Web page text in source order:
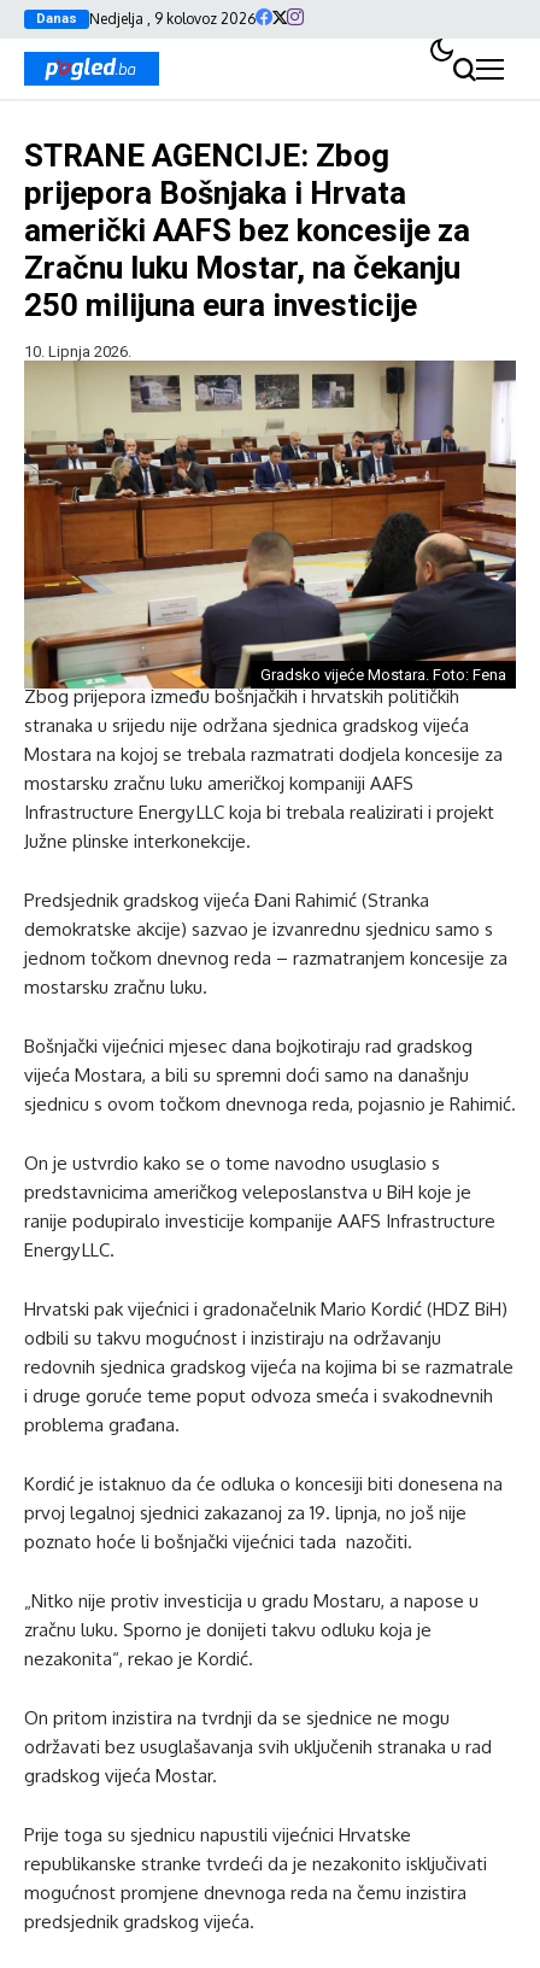
Danas Nedjelja , 9 kolovoz 2026
STRANE AGENCIJE: Zbog
prijepora Bošnjaka i Hrvata
američki AAFS bez koncesije za
Zračnu luku Mostar, na čekanju
250 milijuna eura investicije
10. Lipnja 2026.
Gradsko vijeće Mostara. Foto: Fena
Zbog prijepora između bošnjačkih i hrvatskih političkih
stranaka u srijedu nije održana sjednica gradskog vijeća
Mostara na kojoj se trebala razmatrati dodjela koncesije za
mostarsku zračnu luku američkoj kompaniji AAFS
Infrastructure Energy LLC koja bi trebala realizirati i projekt
Južne plinske interkonekcije.
Predsjednik gradskog vijeća Đani Rahimić (Stranka
demokratske akcije) sazvao je izvanrednu sjednicu samo s
jednom točkom dnevnog reda – razmatranjem koncesije za
mostarsku zračnu luku.
Bošnjački vijećnici mjesec dana bojkotiraju rad gradskog
vijeća Mostara, a bili su spremni doći samo na današnju
sjednicu s ovom točkom dnevnoga reda, pojasnio je Rahimić.
On je ustvrdio kako se o tome navodno usuglasio s
predstavnicima američkog veleposlanstva u BiH koje je
ranije podupiralo investicije kompanije AAFS Infrastructure
Energy LLC.
Hrvatski pak vijećnici i gradonačelnik Mario Kordić (HDZ BiH)
odbili su takvu mogućnost i inzistiraju na održavanju
redovnih sjednica gradskog vijeća na kojima bi se razmatrale
i druge goruće teme poput odvoza smeća i svakodnevnih
problema građana.
Kordić je istaknuo da će odluka o koncesiji biti donesena na
prvoj legalnoj sjednici zakazanoj za 19. lipnja, no još nije
poznato hoće li bošnjački vijećnici tada nazočiti.
„Nitko nije protiv investicija u gradu Mostaru, a napose u
zračnu luku. Sporno je donijeti takvu odluku koja je
nezakonita“, rekao je Kordić.
On pritom inzistira na tvrdnji da se sjednice ne mogu
održavati bez usuglašavanja svih uključenih stranaka u rad
gradskog vijeća Mostar.
Prije toga su sjednicu napustili vijećnici Hrvatske
republikanske stranke tvrdeći da je nezakonito isključivati
mogućnost promjene dnevnoga reda na čemu inzistira
predsjednik gradskog vijeća.